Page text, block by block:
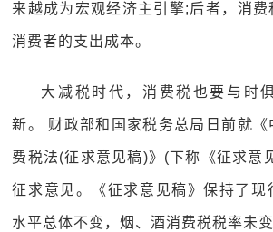
来越成为宏观经济主引擎;后者，消费
消费者的支出成本。
大减税时代，消费税也要与时
新。 财政部和国家税务总局日前就《
费税法(征求意见稿)》(下称《征求意
征求意见。《征求意见稿》保持了现
水平总体不变，烟、酒消费税税率未变